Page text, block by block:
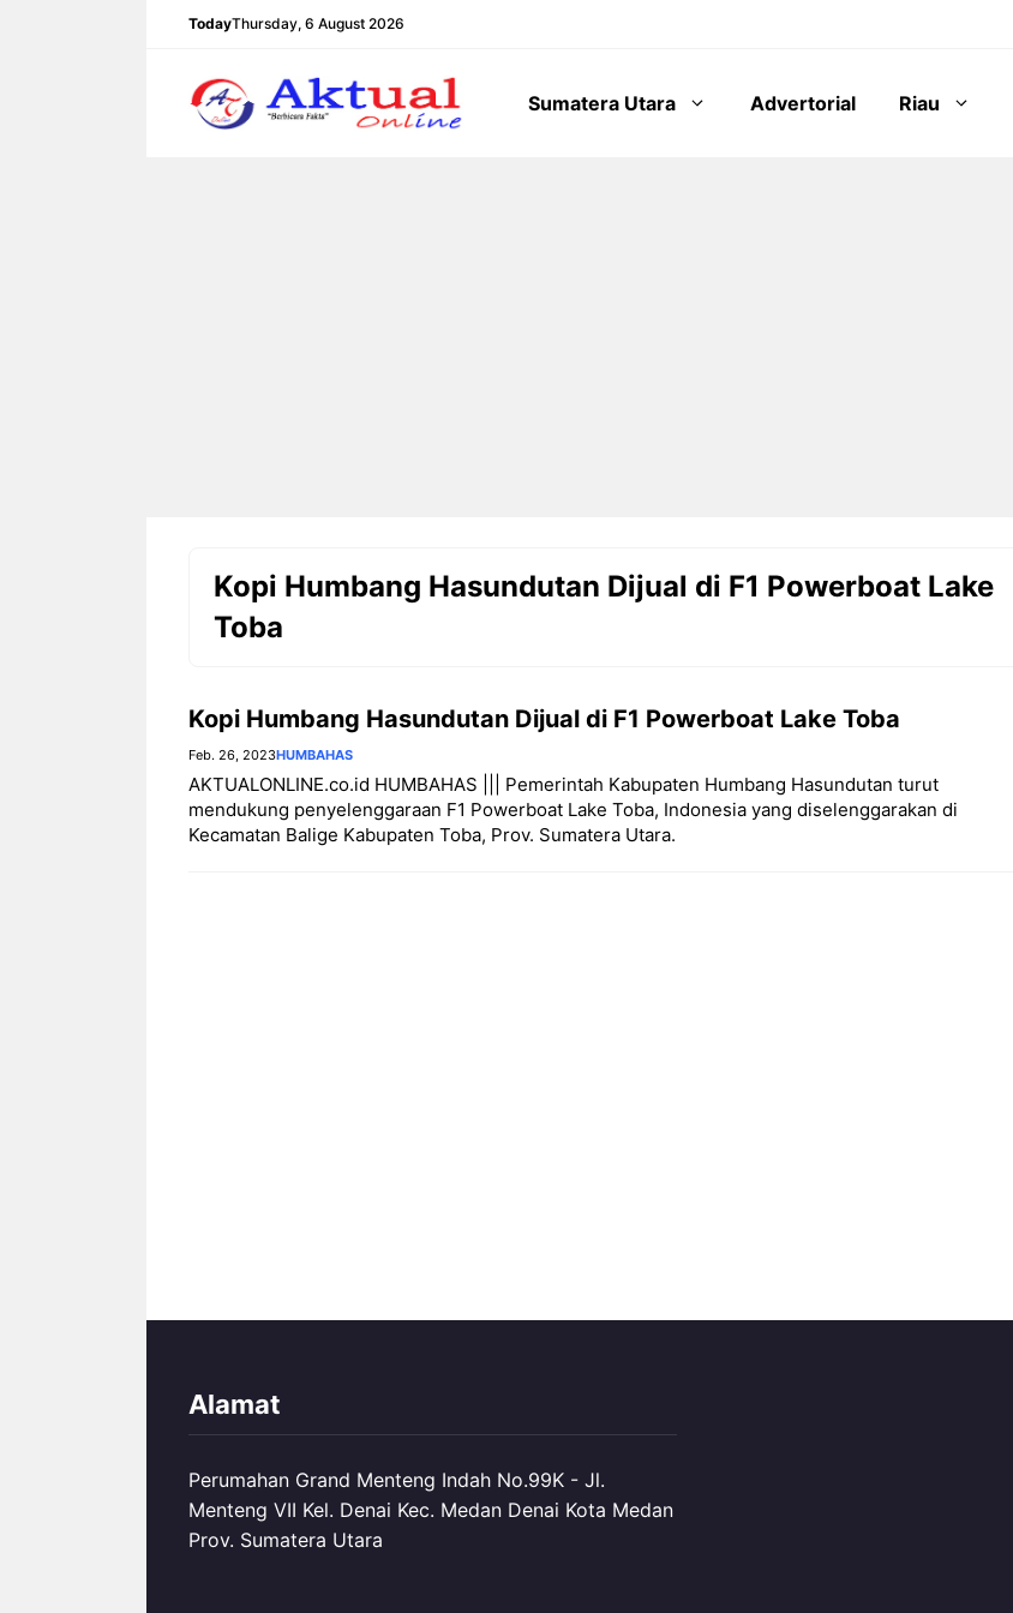
TodayThursday, 6 August 2026
Sumatera Utara Advertorial Riau
Kopi Humbang Hasundutan Dijual di F1 Powerboat Lake
Toba
Kopi Humbang Hasundutan Dijual di F1 Powerboat Lake Toba
Feb. 26, 2023HUMBAHAS
AKTUALONLINE.co.id HUMBAHAS ||| Pemerintah Kabupaten Humbang Hasundutan turut
mendukung penyelenggaraan F1 Powerboat Lake Toba, Indonesia yang diselenggarakan di
Kecamatan Balige Kabupaten Toba, Prov. Sumatera Utara.
Alamat
Perumahan Grand Menteng Indah No.99K - Jl.
Menteng VII Kel. Denai Kec. Medan Denai Kota Medan
Prov. Sumatera Utara